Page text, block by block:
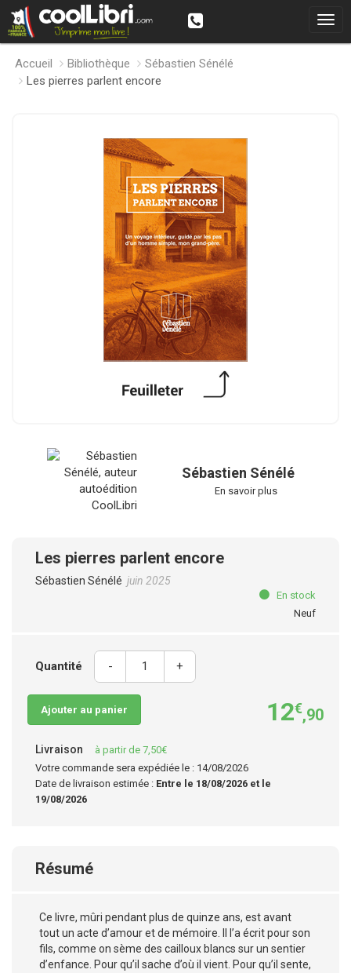
Accueil Bibliothèque
Sébastien Sénélé
Les pierres parlent encore
Sébastien Sénélé
En savoir plus
Les pierres parlent encore
Sébastien Sénélé juin 2025
En stock
Neuf
Quantité - +
Ajouter au panier 12€,90
Livraison
à partir de 7,50€
Votre commande sera expédiée le : 14/08/2026
Date de livraison estimée : Entre le 18/08/2026 et le
19/08/2026
Résumé
Ce livre, mûri pendant plus de quinze ans, est avant
tout un acte d’amour et de mémoire. Il l’a écrit pour son
fils, comme on sème des cailloux blancs sur un sentier
d’enfance. Pour qu’il sache d’où il vient. Pour qu’il sente,